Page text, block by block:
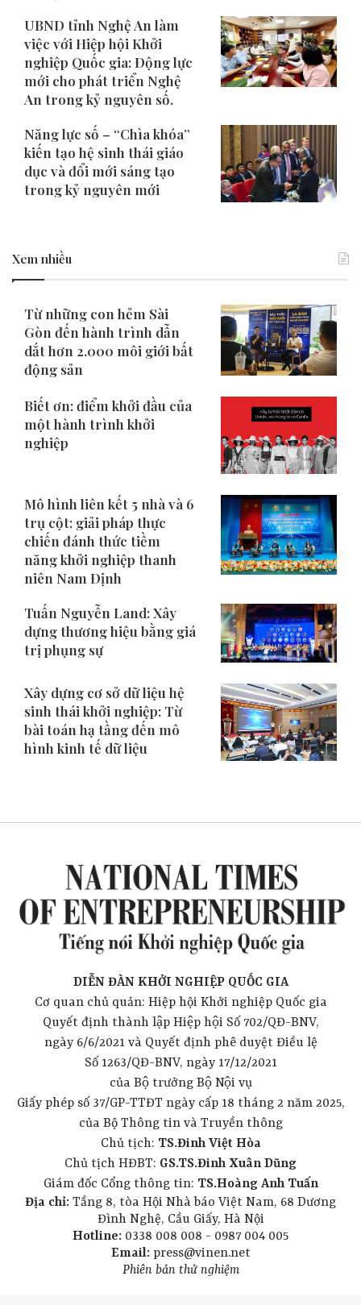
UBND tỉnh Nghệ An làm
việc với Hiệp hội Khởi
nghiệp Quốc gia: Động lực
mới cho phát triển Nghệ
An trong kỷ nguyên số.
Năng lực số – “Chìa khóa”
kiến tạo hệ sinh thái giáo
dục và đổi mới sáng tạo
trong kỷ nguyên mới
Xem nhiều
Từ những con hẻm Sài
Gòn đến hành trình dẫn
dắt hơn 2.000 môi giới bất
động sản
Biết ơn: điểm khởi đầu của
một hành trình khởi
nghiệp
Mô hình liên kết 5 nhà và 6
trụ cột: giải pháp thực
chiến đánh thức tiềm
năng khởi nghiệp thanh
niên Nam Định
Tuấn Nguyễn Land: Xây
dựng thương hiệu bằng giá
trị phụng sự
Xây dựng cơ sở dữ liệu hệ
sinh thái khởi nghiệp: Từ
bài toán hạ tầng đến mô
hình kinh tế dữ liệu
DIỄN ĐÀN KHỞI NGHIỆP QUỐC GIA
Cơ quan chủ quản: Hiệp hội Khởi nghiệp Quốc gia
Quyết định thành lập Hiệp hội Số 702/QĐ-BNV,
ngày 6/6/2021 và Quyết định phê duyệt Điều lệ
Số 1263/QĐ-BNV, ngày 17/12/2021
của Bộ trưởng Bộ Nội vụ
Giấy phép số 37/GP-TTĐT ngày cấp 18 tháng 2 năm 2025,
của Bộ Thông tin và Truyền thông
Chủ tịch: TS.Đinh Việt Hòa
Chủ tịch HĐBT: GS.TS.Đinh Xuân Dũng
Giám đốc Cổng thông tin: TS.Hoàng Anh Tuấn
Địa chỉ: Tầng 8, tòa Hội Nhà báo Việt Nam, 68 Dương
Đình Nghệ, Cầu Giấy, Hà Nội
Hotline: 0338 008 008 - 0987 004 005
Email:press@vinen.net
Phiên bản thử nghiệm